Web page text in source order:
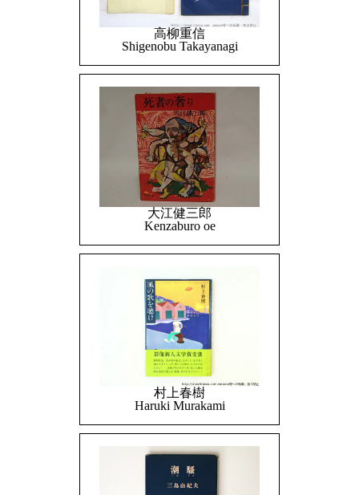
高柳重信
Shigenobu Takayanagi
大江健三郎
Kenzaburo oe
村上春樹
Haruki Murakami